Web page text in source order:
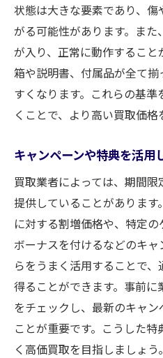
状態は大きな要素であり、
がる可能性があります。ま
が入り、正常に動作すること
箱や説明書、付属品が全て
すくなります。これらの基
くことで、より高い買取価格
キャンペーンや特典を活用
買取業者によっては、期間
提供していることがありま
に対する割増価格や、特定
ボーナスを付けるなどのキ
らをうまく活用することで
得ることができます。事前
をチェックし、最新のキャ
ことが重要です。こうした
く高価買取を目指しましょう。